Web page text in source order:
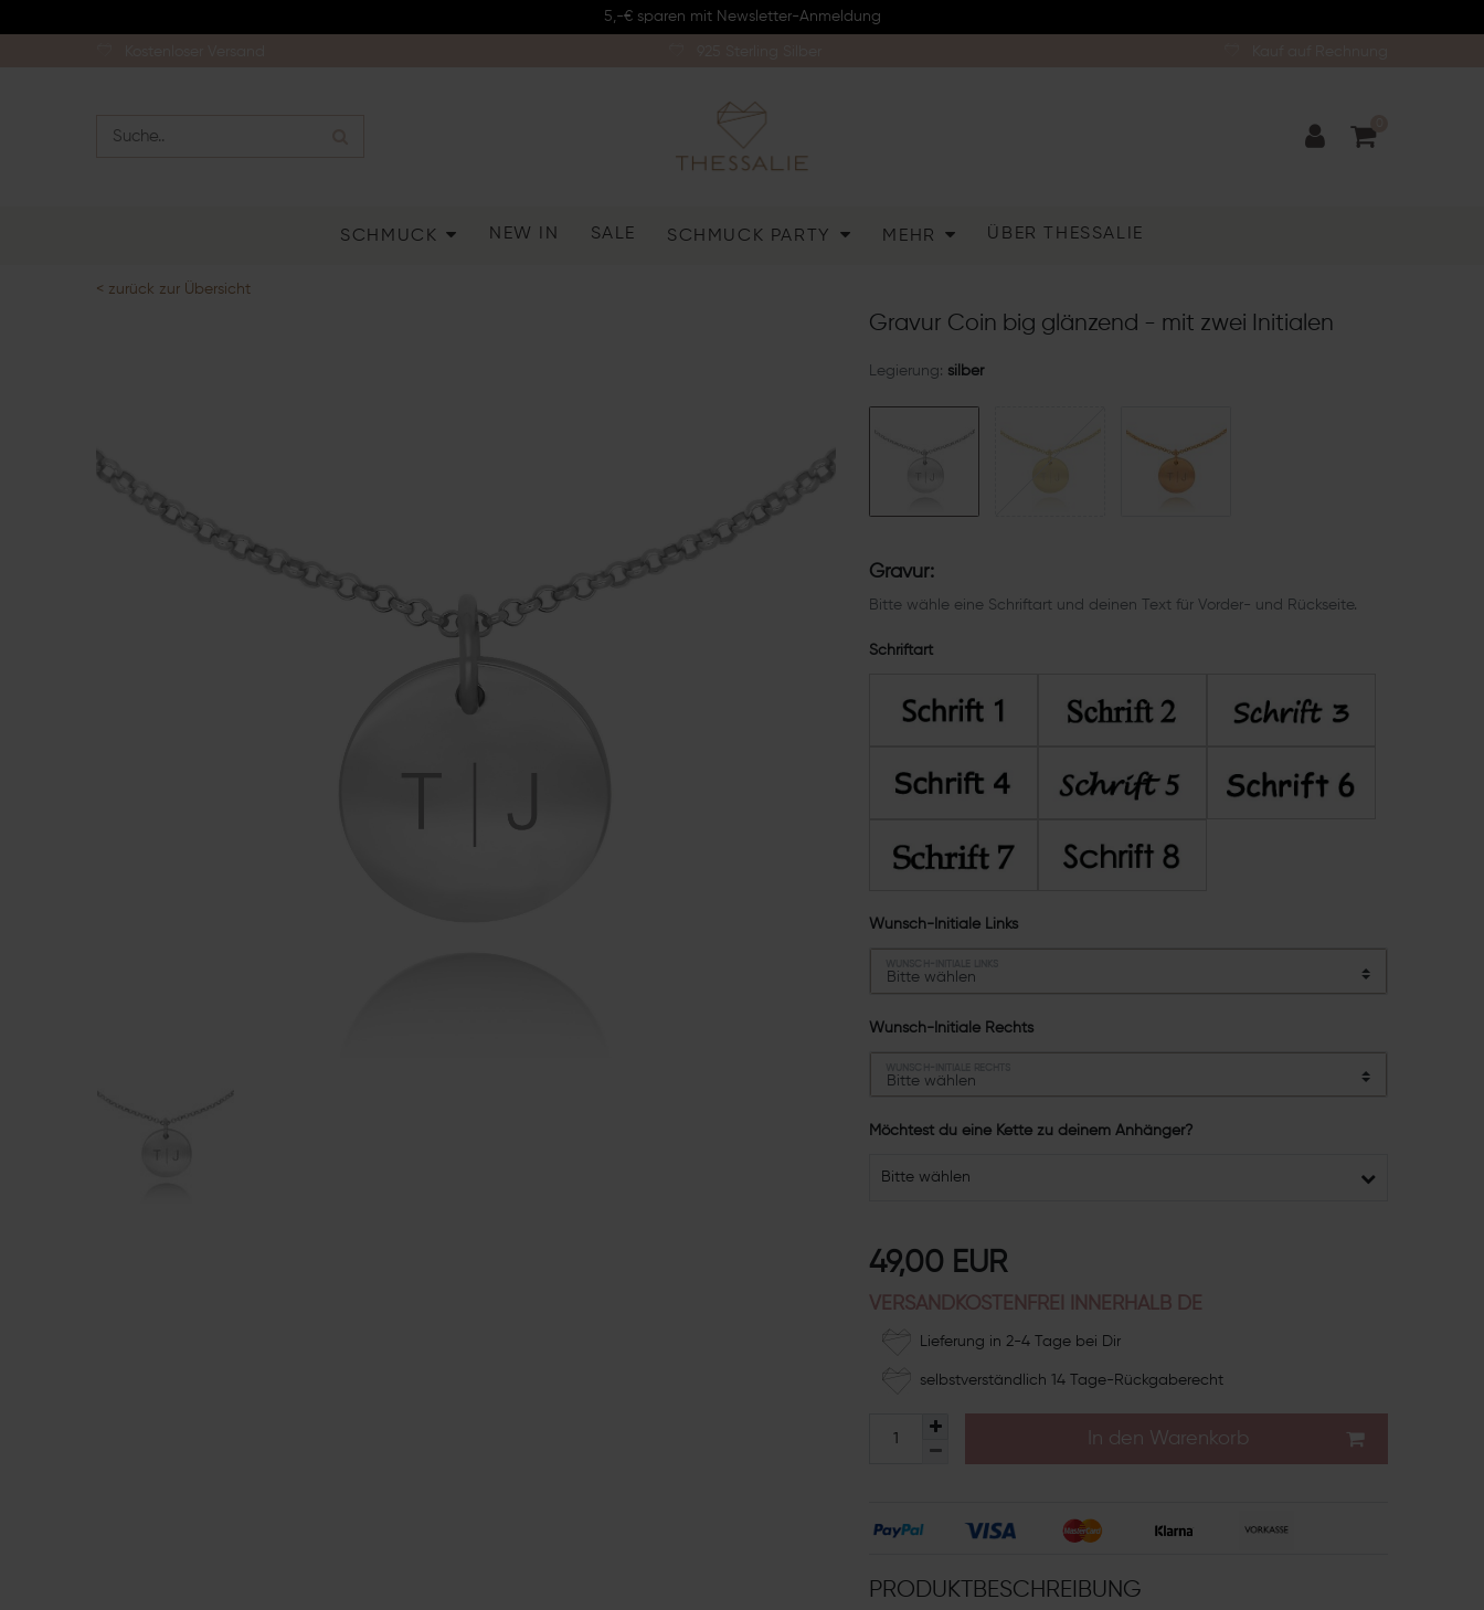
5,-€ sparen mit Newsletter-Anmeldung
SCHMUCK NEW IN SALE SCHMUCK PARTY MEHR ÜBER THESSALIE
< zurück zur Übersicht
Gravur Coin big glänzend - mit zwei Initialen
Legierung: silber
Gravur:
Bitte wähle eine Schriftart und deinen Text für Vorder- und Rückseite.
Schriftart
Wunsch-Initiale Links
Wunsch-Initiale Rechts
Möchtest du eine Kette zu deinem Anhänger?
Bitte wählen
49,00 EUR
VERSANDKOSTENFREI INNERHALB DE
Lieferung in 2-4 Tage bei Dir
selbstverständlich 14 Tage-Rückgaberecht
In den Warenkorb
PRODUKTBESCHREIBUNG